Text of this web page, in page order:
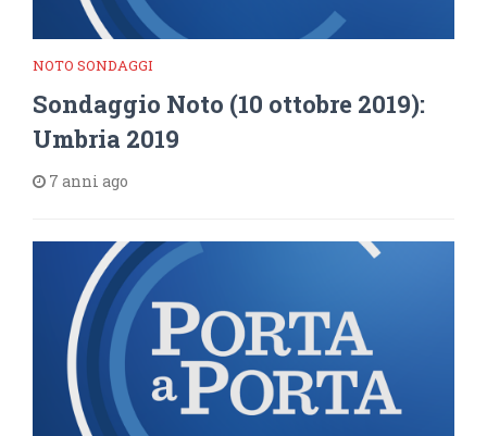
NOTO SONDAGGI
Sondaggio Noto (10 ottobre 2019):
Umbria 2019
7 anni ago